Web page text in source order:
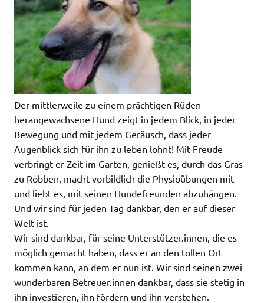
Der mittlerweile zu einem prächtigen Rüden
herangewachsene Hund zeigt in jedem Blick, in jeder
Bewegung und mit jedem Geräusch, dass jeder
Augenblick sich für ihn zu leben lohnt! Mit Freude
verbringt er Zeit im Garten, genießt es, durch das Gras
zu Robben, macht vorbildlich die Physioübungen mit
und liebt es, mit seinen Hundefreunden abzuhängen.
Und wir sind für jeden Tag dankbar, den er auf dieser
Welt ist.
Wir sind dankbar, für seine Unterstützer.innen, die es
möglich gemacht haben, dass er an den tollen Ort
kommen kann, an dem er nun ist. Wir sind seinen zwei
wunderbaren Betreuer.innen dankbar, dass sie stetig in
ihn investieren, ihn fördern und ihn verstehen.